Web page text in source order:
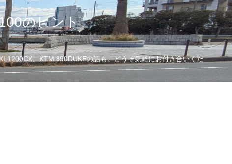
のヒント
、KTM 890DUKEの話も。どうぞ気軽にお付き合いくだ